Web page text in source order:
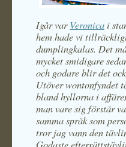
Igår varVeronica i
hem hade vi
dumplingkalas. Det
mycket smidigare
och godare blir det
Utöver wontonfyndet
bland hyllorna i
man vare sig förstår
samma språk som
tror jag vann den
Godaste